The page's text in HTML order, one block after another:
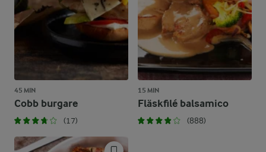
45 MIN
Cobb burgare
(17)
15 MIN
Fläskfilé balsamico
(888)